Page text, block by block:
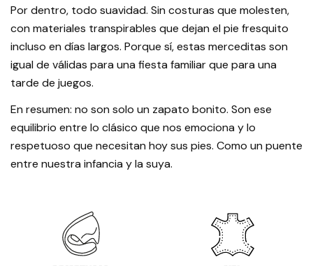
Por dentro, todo suavidad. Sin costuras que molesten,
con materiales transpirables que dejan el pie fresquito
incluso en días largos. Porque sí, estas merceditas son
igual de válidas para una fiesta familiar que para una
tarde de juegos.
En resumen: no son solo un zapato bonito. Son ese
equilibrio entre lo clásico que nos emociona y lo
respetuoso que necesitan hoy sus pies. Como un puente
entre nuestra infancia y la suya.